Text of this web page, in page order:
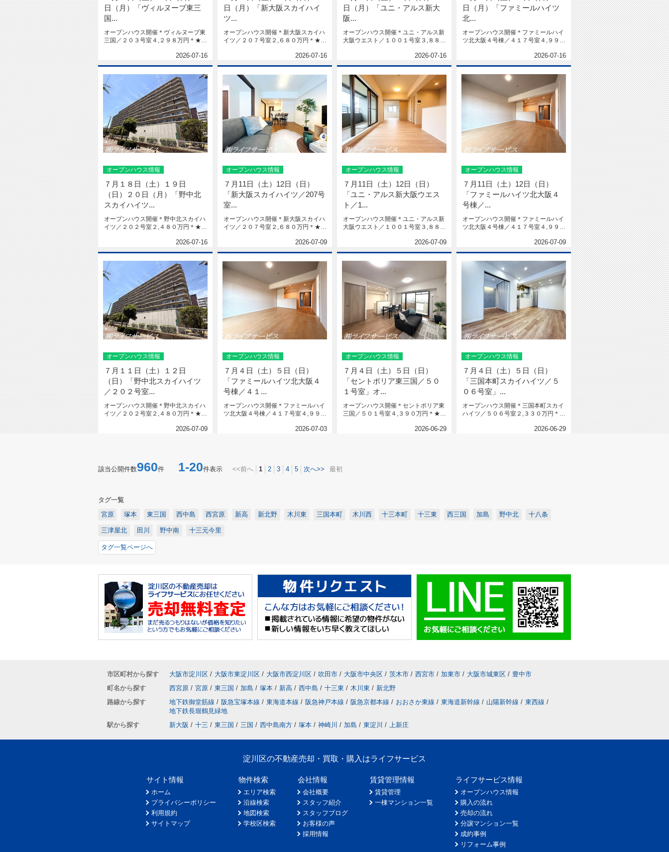
日（月）「ヴィルヌーブ東三
国...
オープンハウス開催＊ヴィルヌーブ東
三国／２０３号室４,２９８万円＊★南
2026-07-16
日（月）「新大阪スカイハイ
ツ...
オープンハウス開催＊新大阪スカイハ
イツ／２０７号室２,６８０万円＊★令
2026-07-16
日（月）「ユニ・アルス新大
阪...
オープンハウス開催＊ユニ・アルス新
大阪ウエスト／１００１号室３,８８０
2026-07-16
日（月）「ファミールハイツ
北...
オープンハウス開催＊ファミールハイ
ツ北大阪４号棟／４１７号室４,９９８
2026-07-16
オープンハウス情報
７月１８日（土）１９日
（日）２０日（月）「野中北
スカイハイツ...
オープンハウス開催＊野中北スカイハ
イツ／２０２号室２,４８０万円＊★令
2026-07-16
オープンハウス情報
７月11日（土）12日（日）
「新大阪スカイハイツ／207号
室...
オープンハウス開催＊新大阪スカイハ
イツ／２０７号室２,６８０万円＊★令
2026-07-09
オープンハウス情報
７月11日（土）12日（日）
「ユニ・アルス新大阪ウエス
ト／1...
オープンハウス開催＊ユニ・アルス新
大阪ウエスト／１００１号室３,８８０
2026-07-09
オープンハウス情報
７月11日（土）12日（日）
「ファミールハイツ北大阪４
号棟／...
オープンハウス開催＊ファミールハイ
ツ北大阪４号棟／４１７号室４,９９８
2026-07-09
オープンハウス情報
７月１１日（土）１２日
（日）「野中北スカイハイツ
／２０２号室...
オープンハウス開催＊野中北スカイハ
イツ／２０２号室２,４８０万円＊★令
2026-07-09
オープンハウス情報
７月４日（土）５日（日）
「ファミールハイツ北大阪４
号棟／４１...
オープンハウス開催＊ファミールハイ
ツ北大阪４号棟／４１７号室４,９９８
2026-07-03
オープンハウス情報
７月４日（土）５日（日）
「セントポリア東三国／５０
１号室」オ...
オープンハウス開催＊セントポリア東
三国／５０１号室４,３９０万円＊★角
2026-06-29
オープンハウス情報
７月４日（土）５日（日）
「三国本町スカイハイツ／５
０６号室」...
オープンハウス開催＊三国本町スカイ
ハイツ／５０６号室２,３３０万円＊★
2026-06-29
該当公開件数960件 1-20件表示 <<前へ 1 2 3 4 5 次へ>> 最初
タグ一覧
宮原
塚本 東三国 西中島 西宮原 新高 新北野 木川東 三国本町 木川西 十三本町 十三東 西三国 加島 野中北 十八条
三津屋北 田川 野中南 十三元今里
タグ一覧ページへ
市区町村から探す 大阪市淀川区 / 大阪市東淀川区 / 大阪市西淀川区 / 吹田市 / 大阪市中央区 / 茨木市 / 西宮市 / 加東市 / 大阪市城東区 / 豊中市
町名から探す
西宮原 / 宮原 / 東三国 / 加島 / 塚本 / 新高 / 西中島 / 十三東 / 木川東 / 新北野
路線から探す
地下鉄御堂筋線 / 阪急宝塚本線 / 東海道本線 / 阪急神戸本線 / 阪急京都本線 / おおさか東線 / 東海道新幹線 / 山陽新幹線 / 東西線 /
地下鉄長堀鶴見緑地
駅から探す
新大阪 / 十三 / 東三国 / 三国 / 西中島南方 / 塚本 / 神崎川 / 加島 / 東淀川 / 上新庄
淀川区の不動産売却・買取・購入はライフサービス
サイト情報
ホーム
プライバシーポリシー
利用規約
サイトマップ
物件検索
エリア検索
沿線検索
地図検索
学校区検索
会社情報
会社概要
スタッフ紹介
スタッフブログ
お客様の声
採用情報
賃貸管理情報
賃貸管理
一棟マンション一覧
ライフサービス情報
オープンハウス情報
購入の流れ
売却の流れ
分譲マンション一覧
成約事例
リフォーム事例